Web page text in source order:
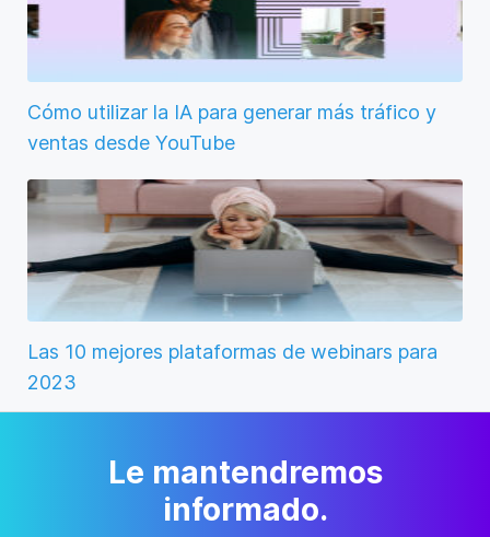
Cómo utilizar la IA para generar más tráfico y
ventas desde YouTube
Las 10 mejores plataformas de webinars para
2023
Le mantendremos
informado.